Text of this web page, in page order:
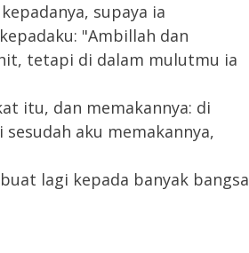
supaya ia
"Ambillah dan
tetapi di dalam mulutmu ia
itu, dan memakannya: di
aku memakannya,
lagi kepada banyak bangsa